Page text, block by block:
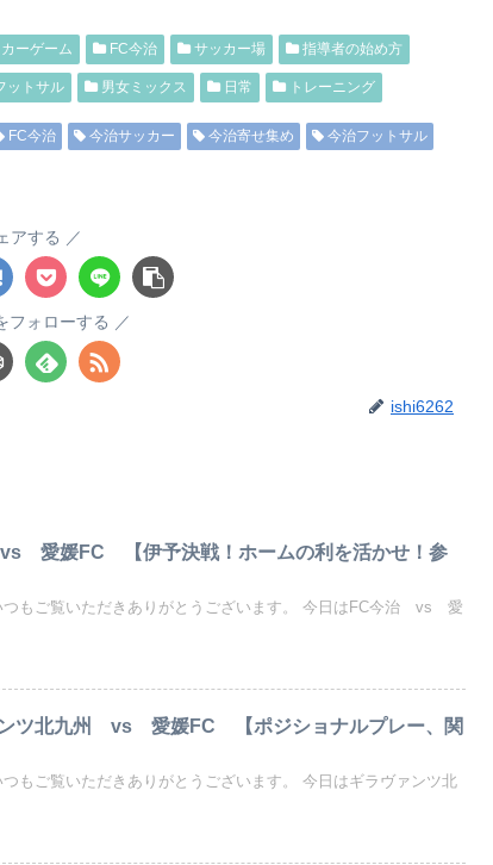
ーゲーム FC今治 サッカー場 指導者の始め方
ットサル 男女ミックス 日常 トレーニング
FC今治 今治サッカー 今治寄せ集め 今治フットサル
アする
フォローする
ishi6262
愛媛FC 【伊予決戦！ホームの利を活かせ！参
つもご覧いただきありがとうございます。 今日はFC今治 vs 愛
ツ北九州 vs 愛媛FC 【ポジショナルプレー、関
もご覧いただきありがとうございます。 今日はギラヴァンツ北